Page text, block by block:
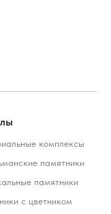
комплексы
памятники
памятники
с цветником